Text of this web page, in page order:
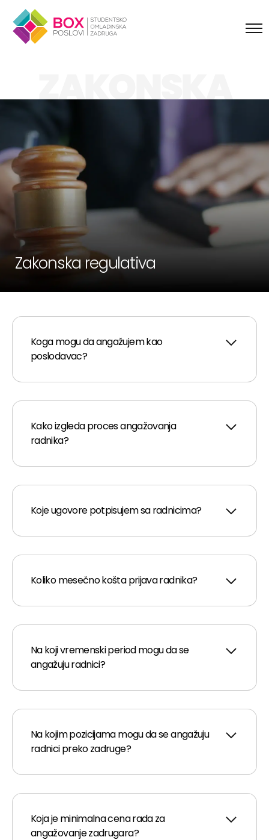
ZAKONSKA
REGULATIVA
Zakonska regulativa
Koga mogu da angažujem kao
poslodavac?
Kako izgleda proces angažovanja
radnika?
Koje ugovore potpisujem sa radnicima?
Koliko mesečno košta prijava radnika?
Na koji vremenski period mogu da se
angažuju radnici?
Na kojim pozicijama mogu da se angažuju
radnici preko zadruge?
Koja je minimalna cena rada za
angažovanje zadrugara?